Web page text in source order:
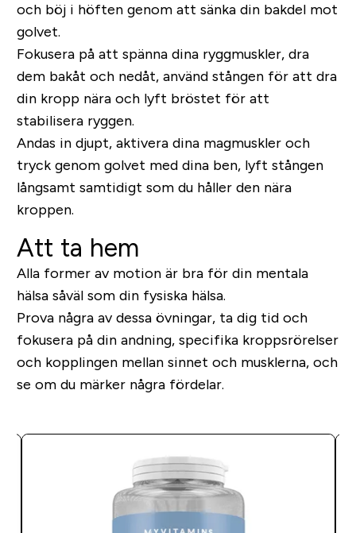
och böj i höften genom att sänka din bakdel mot
golvet.
Fokusera på att spänna dina ryggmuskler, dra
dem bakåt och nedåt, använd stången för att dra
din kropp nära och lyft bröstet för att
stabilisera ryggen.
Andas in djupt, aktivera dina magmuskler och
tryck genom golvet med dina ben, lyft stången
långsamt samtidigt som du håller den nära
kroppen.
Att ta hem
Alla former av motion är bra för din mentala
hälsa såväl som din fysiska hälsa.
Prova några av dessa övningar, ta dig tid och
fokusera på din andning, specifika kroppsrörelser
och kopplingen mellan sinnet och musklerna, och
se om du märker några fördelar.